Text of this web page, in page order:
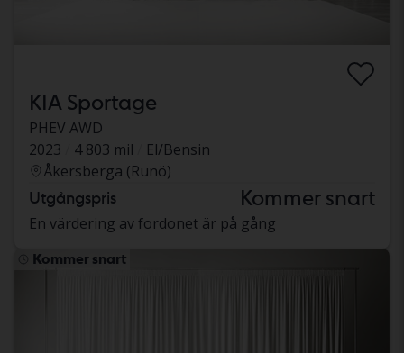
KIA Sportage
PHEV AWD
2023
4 803 mil
El/Bensin
Åkersberga (Runö)
Utgångspris Kommer snart
En värdering av fordonet är på gång
Kommer snart